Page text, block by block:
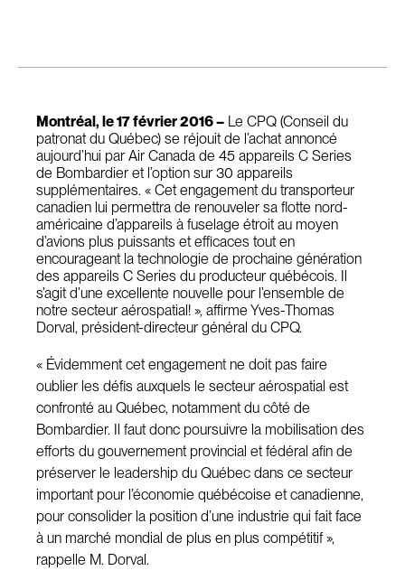
Montréal, le 17 février 2016 – Le CPQ (Conseil du
patronat du Québec) se réjouit de l’achat annoncé
aujourd’hui par Air Canada de 45 appareils C Series
de Bombardier et l’option sur 30 appareils
supplémentaires. « Cet engagement du transporteur
canadien lui permettra de renouveler sa flotte nord-
américaine d’appareils à fuselage étroit au moyen
d’avions plus puissants et efficaces tout en
encourageant la technologie de prochaine génération
des appareils C Series du producteur québécois. Il
s’agit d’une excellente nouvelle pour l’ensemble de
notre secteur aérospatial! », affirme Yves-Thomas
Dorval, président-directeur général du CPQ.
« Évidemment cet engagement ne doit pas faire
oublier les défis auxquels le secteur aérospatial est
confronté au Québec, notamment du côté de
Bombardier. Il faut donc poursuivre la mobilisation des
efforts du gouvernement provincial et fédéral afin de
préserver le leadership du Québec dans ce secteur
important pour l’économie québécoise et canadienne,
pour consolider la position d’une industrie qui fait face
à un marché mondial de plus en plus compétitif »,
rappelle M. Dorval.